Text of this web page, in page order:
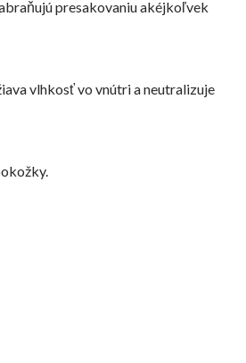
presakovaniu akéjkoľvek
vlhkosť vo vnútri a neutralizuje